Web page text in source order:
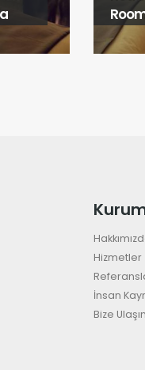
Hizmetler
İnsan
Bize Ulaşın